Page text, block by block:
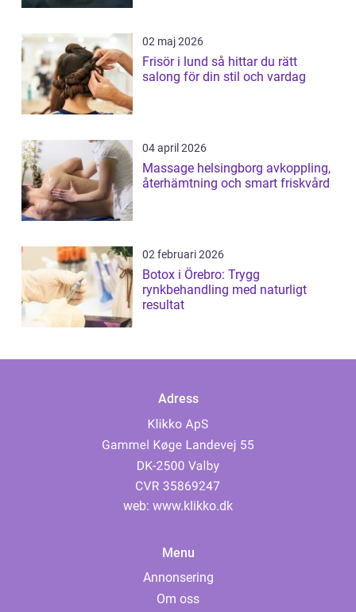
02 maj 2026
Frisör i lund så hittar du rätt
salong för din stil och vardag
04 april 2026
Massage helsingborg avkoppling,
återhämtning och smart friskvård
02 februari 2026
Botox i Örebro: Trygg
rynkbehandling med naturligt
resultat
Adress
web: www.klikko.dk
Menu
Annonsering
Om oss